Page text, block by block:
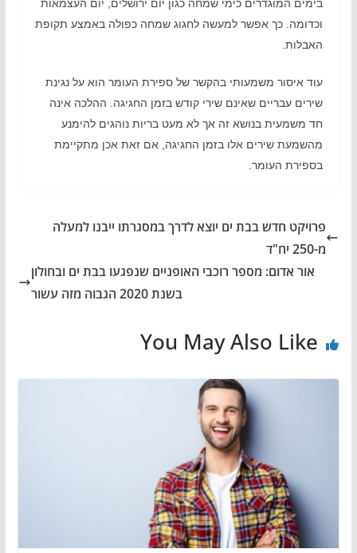
בימים המוגדרים כימי שמחה כגון יום ירושלים, יום העצמאות
וכדומה. כך אפשר למעשה לחגוג שמחה כפולה באמצע תקופת
האבלות.
עוד איסור משמעותי בהקשר של ספירת העומר הוא על נגינת
שירים עבריים שאינם שירי קודש בזמן החגיגה. ההלכה אינה
חד משמעית בנושא זה אך לא מעט בריות נוהגים להימנע
מהשמעת שירים אלו בזמן החגיגה, אם זאת אכן מתקיימת
בספירת העומר.
פרויקט חדש בבת ים יוצא לדרך במסגרתו ייבנו למעלה
מ-250 יח"ד
אור אדום: מספר רוכבי האופניים שנפגעו בבת ים ובחולון
בשנת 2020 הגבוה מזה עשור
You May Also Like